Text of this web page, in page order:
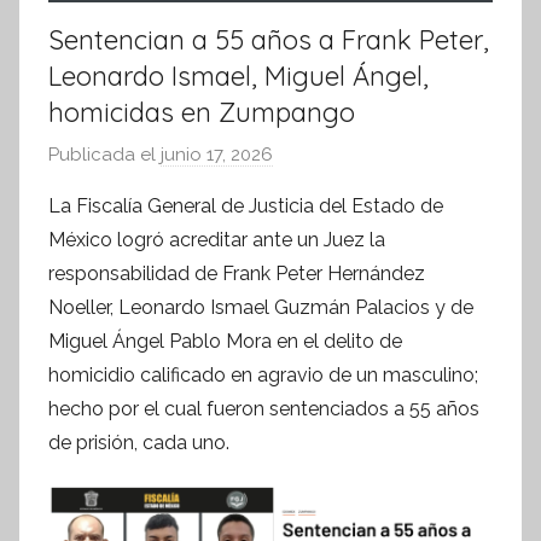
Sentencian a 55 años a Frank Peter,
Leonardo Ismael, Miguel Ángel,
homicidas en Zumpango
Publicada el junio 17, 2026
r
S
n
t
e
s
n
La Fiscalía General de Justicia del Estado de
México logró acreditar ante un Juez la
responsabilidad de Frank Peter Hernández
Noeller, Leonardo Ismael Guzmán Palacios y de
Miguel Ángel Pablo Mora en el delito de
homicidio calificado en agravio de un masculino;
hecho por el cual fueron sentenciados a 55 años
de prisión, cada uno.